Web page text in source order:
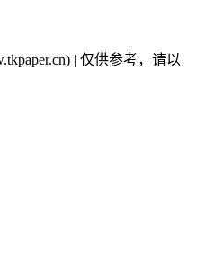
| 仅供参考，请以